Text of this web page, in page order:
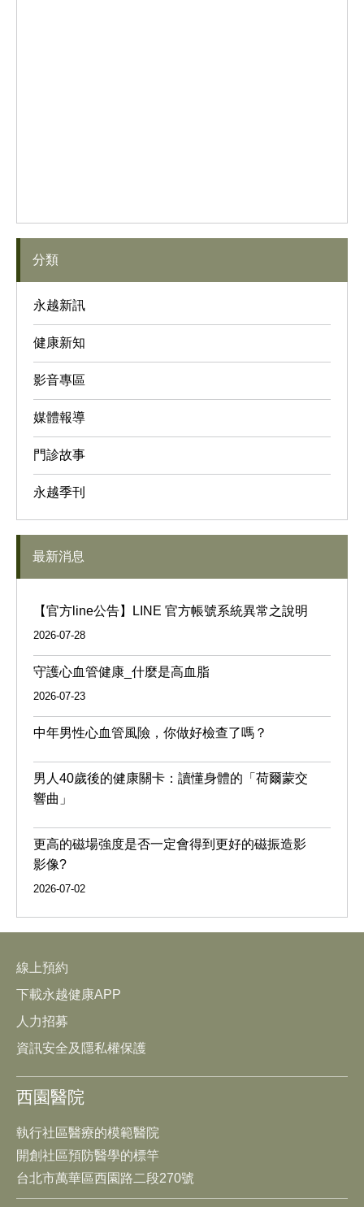
分類
永越新訊
健康新知
影音專區
媒體報導
門診故事
永越季刊
最新消息
【官方line公告】LINE 官方帳號系統異常之說明
2026-07-28
守護心血管健康_什麼是高血脂
2026-07-23
中年男性心血管風險，你做好檢查了嗎？
男人40歲後的健康關卡：讀懂身體的「荷爾蒙交
響曲」
更高的磁場強度是否一定會得到更好的磁振造影
影像?
2026-07-02
線上預約
下載永越健康APP
人力招募
資訊安全及隱私權保護
西園醫院
執行社區醫療的模範醫院
開創社區預防醫學的標竿
台北市萬華區西園路二段270號